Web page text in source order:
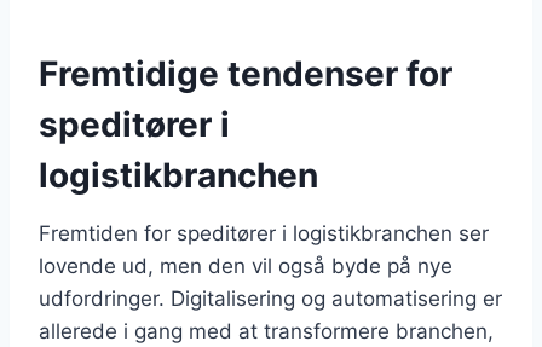
Fremtidige tendenser for
speditører i
logistikbranchen
Fremtiden for speditører i logistikbranchen ser
lovende ud, men den vil også byde på nye
udfordringer. Digitalisering og automatisering er
allerede i gang med at transformere branchen,